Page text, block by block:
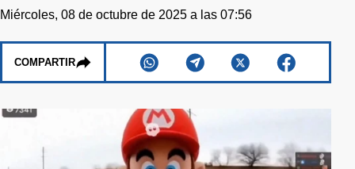
Miércoles, 08 de octubre de 2025 a las 07:56
COMPARTIR